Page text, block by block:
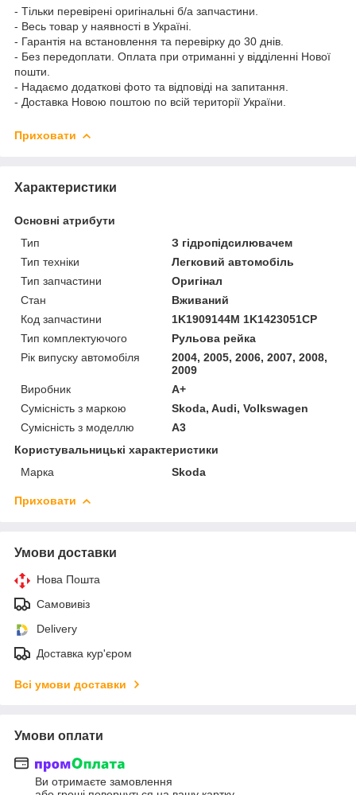
- Тільки перевірені оригінальні б/а запчастини.
- Весь товар у наявності в Україні.
- Гарантія на встановлення та перевірку до 30 днів.
- Без передоплати. Оплата при отриманні у відділенні Нової
пошти.
- Надаємо додаткові фото та відповіді на запитання.
- Доставка Новою поштою по всій території України.
Приховати
Характеристики
Основні атрибути
Тип
З гідропідсилювачем
Тип техніки
Легковий автомобіль
Тип запчастини
Оригінал
Стан
Вживаний
Код запчастини
1K1909144M 1K1423051CP
Тип комплектуючого
Рульова рейка
Рік випуску автомобіля
2004, 2005, 2006, 2007, 2008,
2009
Виробник
A+
Сумісність з маркою
Skoda, Audi, Volkswagen
Сумісність з моделлю
A3
Користувальницькі характеристики
Марка
Skoda
Приховати
Умови доставки
Нова Пошта
Самовивіз
Delivery
Доставка кур'єром
Всі умови доставки
Умови оплати
Ви отримаєте замовлення